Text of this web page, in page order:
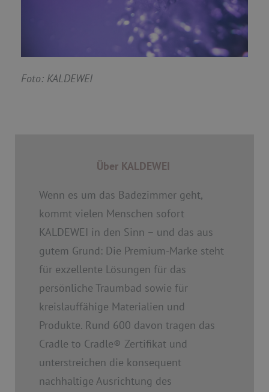
Foto: KALDEWEI
Über KALDEWEI
Wenn es um das Badezimmer geht,
kommt vielen Menschen sofort
KALDEWEI in den Sinn – und das aus
gutem Grund: Die Premium-Marke steht
für exzellente Lösungen für das
persönliche Traumbad sowie für
kreislauffähige Materialien und
Produkte. Rund 600 davon tragen das
Cradle to Cradle® Zertifikat und
unterstreichen die konsequent
nachhaltige Ausrichtung des